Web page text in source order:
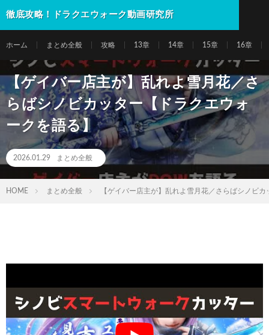
徹底攻略！ドラクエウォーク動画研究所
ホーム まとめ全般 攻略 13章 14章 15章 16章
【ゲイバー店主が】乱れよ雪月花／さ
らばシノビカッター【ドラクエウォ
ークを語る】
2026.01.29 まとめ全般
HOME まとめ全般 【ゲイバー店主が】乱れよ雪月花／さらばシノビ